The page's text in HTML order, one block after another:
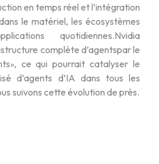
en temps réel et l’intégration
le matériel, les écosystèmes
quotidiennes.Nvidia
complète d’agentspar le
ce qui pourrait catalyser le
d’agents d’IA dans tous les
suivons cette évolution de près.